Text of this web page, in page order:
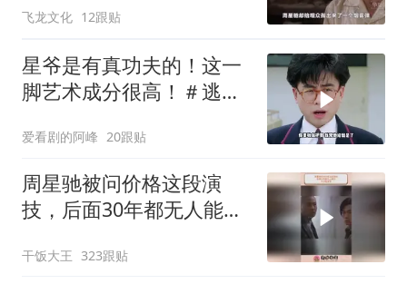
飞龙文化 12跟贴
星爷是有真功夫的！这一
脚艺术成分很高！＃逃学
爱看剧的阿峰 20跟贴
周星驰被问价格这段演
技，后面30年都无人能
干饭大王 323跟贴